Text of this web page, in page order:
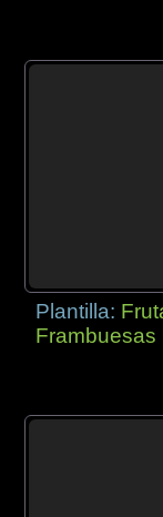
Plantilla: